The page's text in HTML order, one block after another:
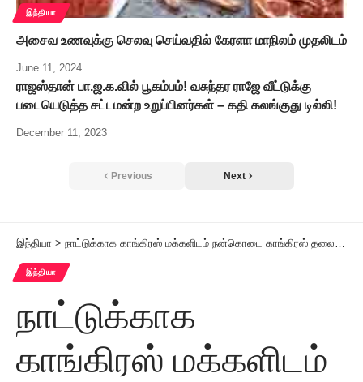
இந்தியா
அசைவ உணவுக்கு செலவு செய்வதில் கேரளா மாநிலம் முதலிடம்
June 11, 2024
ராஜஸ்தான் பா.ஜ.க.வில் பூகம்பம்! வசுந்தர ராஜே வீட்டுக்கு
படையெடுத்த சட்டமன்ற உறுப்பினர்கள் – கதி கலங்குது டில்லி!
December 11, 2023
Previous Next
இந்தியா > நாட்டுக்காக காங்கிரஸ் மக்களிடம் நன்கொடை காங்கிரஸ் தலைவர் கார்கே பிரச்சாரம்
இந்தியா
நாட்டுக்காக
காங்கிரஸ் மக்களிடம்